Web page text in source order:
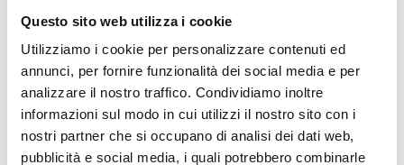
Questo sito web utilizza i cookie
Utilizziamo i cookie per personalizzare contenuti ed
annunci, per fornire funzionalità dei social media e per
analizzare il nostro traffico. Condividiamo inoltre
informazioni sul modo in cui utilizzi il nostro sito con i
nostri partner che si occupano di analisi dei dati web,
pubblicità e social media, i quali potrebbero combinarle
comfort: servizi privati, aria condizionata, telefono, TV
via satellite e cassaforte.
Le quote di servizio (mance)
Il trattamento di pensione completa a bordo (colazione,
pranzo, cena a buffet o nei ristoranti principali ).
Bevande a dispenser, serata di Gala con menù